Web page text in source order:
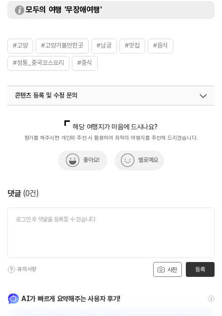
모두의 여행 '무장애여행'
#고양 #고양가볼만한곳 #남궁 #맛집 #음식
#정통_중국코스요리 #중식
콘텐츠 등록 및 수정 문의
해당 여행지가 마음에 드시나요?
평가를 해주시면 개인화 추천 시 활용하여 최적의 여행지를 추천해 드리겠습니다.
좋아요! 별로예요
댓글 (0건)
사진
유의사항 등록
AI가 빠르게 요약해주는 사용자 후기!